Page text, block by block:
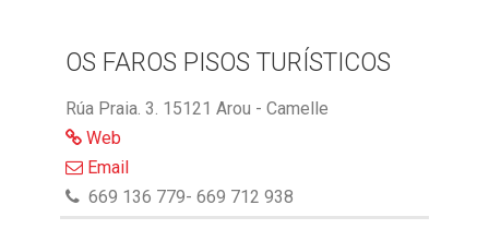
OS FAROS PISOS TURÍSTICOS
Rúa Praia. 3. 15121 Arou - Camelle
Web
Email
669 136 779- 669 712 938